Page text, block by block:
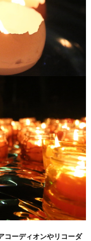
コーディオンやリコーダ